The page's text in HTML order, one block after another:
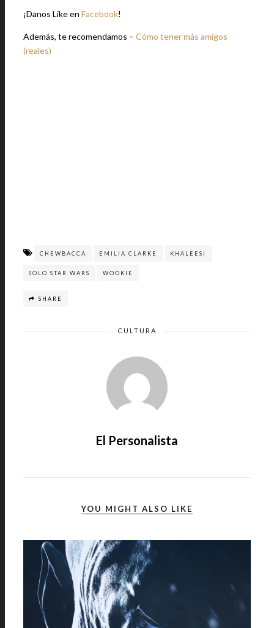
¡Danos Like en Facebook!
Además, te recomendamos – Cómo tener más amigos
(reales)
CHEWBACCA EMILIA CLARKE KHALEESI
SOLO STAR WARS WOOKIE
SHARE
CULTURA
El Personalista
YOU MIGHT ALSO LIKE